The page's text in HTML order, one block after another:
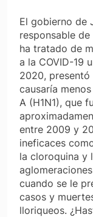
El gobierno de
responsable
ha tratado de
a la COVID-19
2020,
causaría
A (H1N1), que
entre 2009 y
ineficaces
la cloroquina y
cuando se le
casos y
lloriqueos.